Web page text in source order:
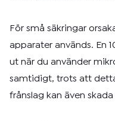
För små säkringar
apparater används. En
ut när du använder
samtidigt, trots att
frånslag kan även